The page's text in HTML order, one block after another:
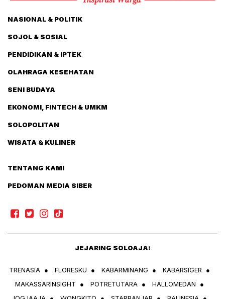
NASIONAL & POLITIK
SOJOL & SOSIAL
PENDIDIKAN & IPTEK
OLAHRAGA KESEHATAN
SENI BUDAYA
EKONOMI, FINTECH & UMKM
SOLOPOLITAN
WISATA & KULINER
TENTANG KAMI
PEDOMAN MEDIA SIBER
JEJARING SOLOAJA:
TRENASIA ● FLORESKU ● KABARMINANG ● KABARSIGER
●
MAKASSARINSIGHT
● POTRETUTARA ● HALLOMEDAN
●